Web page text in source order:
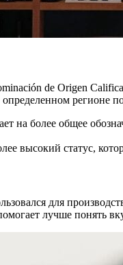
de Origen
регионе
на более общее
высокий статус,
для
лучше понять